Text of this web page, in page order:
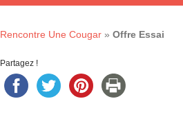
Rencontre Une Cougar » Offre Essai
Partagez !